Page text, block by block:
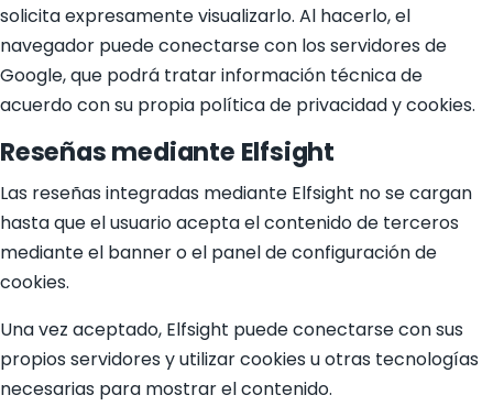
solicita expresamente visualizarlo. Al hacerlo, el
navegador puede conectarse con los servidores de
Google, que podrá tratar información técnica de
acuerdo con su propia política de privacidad y cookies.
Reseñas mediante Elfsight
Las reseñas integradas mediante Elfsight no se cargan
hasta que el usuario acepta el contenido de terceros
mediante el banner o el panel de configuración de
cookies.
Una vez aceptado, Elfsight puede conectarse con sus
propios servidores y utilizar cookies u otras tecnologías
necesarias para mostrar el contenido.